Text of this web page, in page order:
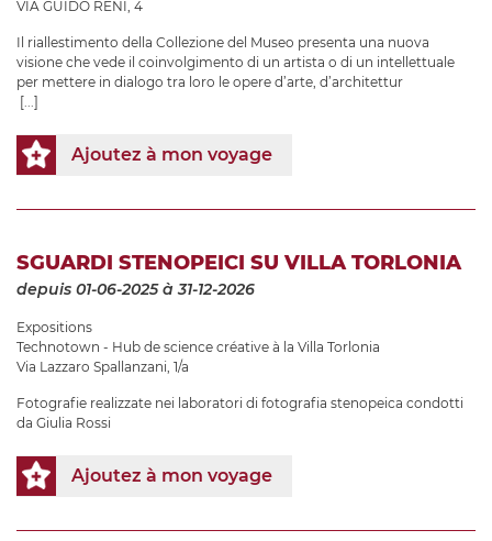
VIA GUIDO RENI, 4
Il riallestimento della Collezione del Museo presenta una nuova
visione che vede il coinvolgimento di un artista o di un intellettuale
per mettere in dialogo tra loro le opere d’arte, d’architettur
[...]
Ajoutez à mon voyage
SGUARDI STENOPEICI SU VILLA TORLONIA
depuis 01-06-2025à 31-12-2026
Expositions
Technotown - Hub de science créative à la Villa Torlonia
Via Lazzaro Spallanzani, 1/a
Fotografie realizzate nei laboratori di fotografia stenopeica condotti
da Giulia Rossi
Ajoutez à mon voyage